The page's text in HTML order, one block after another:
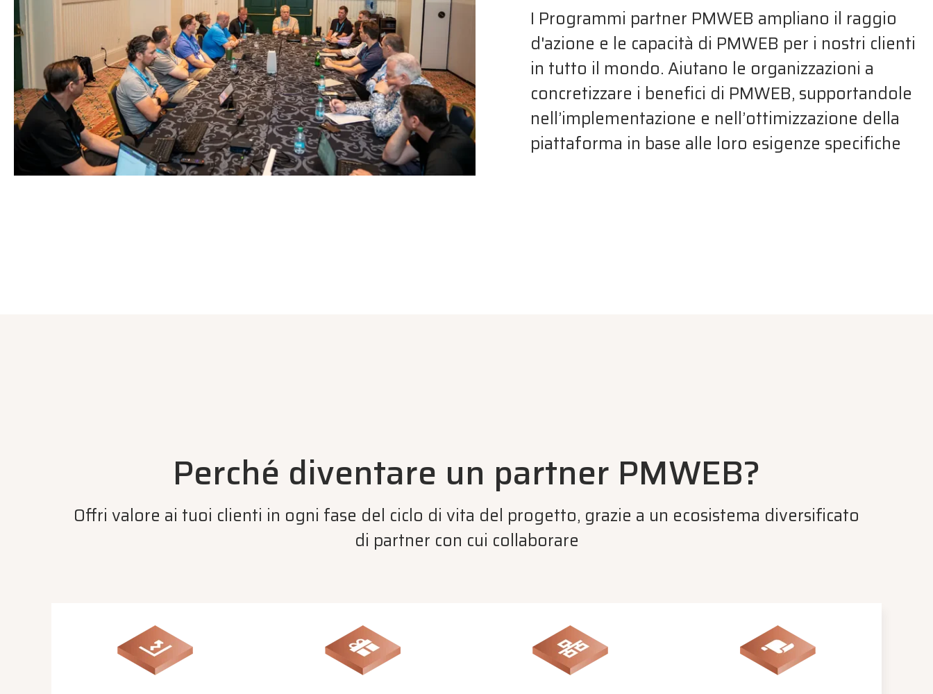
I Programmi partner PMWEB ampliano il raggio
d'azione e le capacità di PMWEB per i nostri clienti
in tutto il mondo. Aiutano le organizzazioni a
concretizzare i benefici di PMWEB, supportandole
nell’implementazione e nell’ottimizzazione della
piattaforma in base alle loro esigenze specifiche
Perché diventare un partner PMWEB?
Offri valore ai tuoi clienti in ogni fase del ciclo di vita del progetto, grazie a un ecosistema diversificato
di partner con cui collaborare